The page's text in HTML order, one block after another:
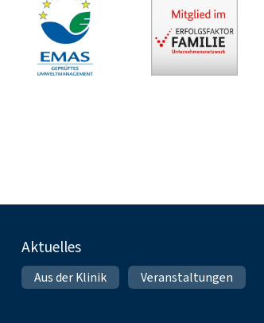
Fußnavigation
Aktuelles
Aus der Klinik Veranstaltungen